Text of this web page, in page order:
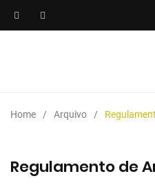
Home Arquivo
Regulamento de